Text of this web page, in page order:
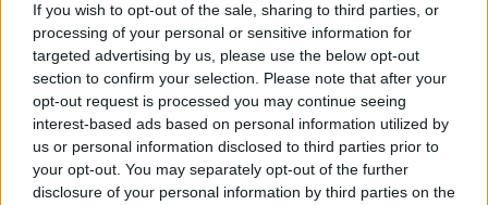
If you wish to opt-out of the sale, sharing to third parties, or
processing of your personal or sensitive information for
targeted advertising by us, please use the below opt-out
section to confirm your selection. Please note that after your
opt-out request is processed you may continue seeing
interest-based ads based on personal information utilized by
us or personal information disclosed to third parties prior to
your opt-out. You may separately opt-out of the further
disclosure of your personal information by third parties on the
View this post on Instagram